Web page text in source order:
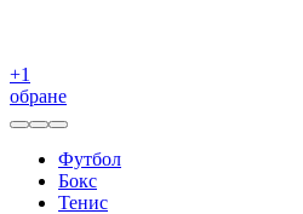
+1
обране
Футбол
Бокс
Тенис